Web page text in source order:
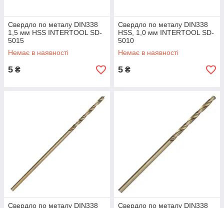
Свердло по металу DIN338
1,5 мм HSS INTERTOOL SD-
5015
Немає в наявності
5 ₴
Свердло по металу DIN338
HSS, 1,0 мм INTERTOOL SD-
5010
Немає в наявності
5 ₴
Свердло по металу DIN338
Свердло по металу DIN338